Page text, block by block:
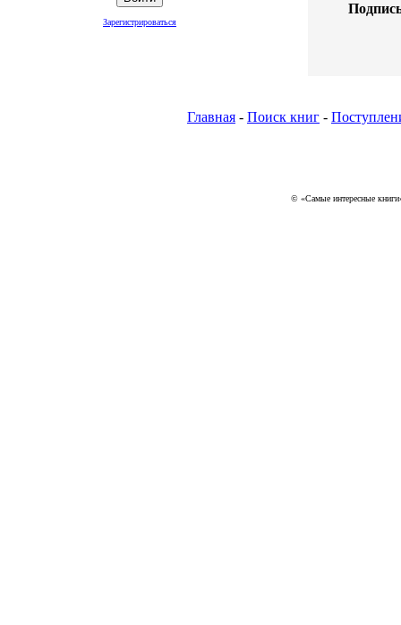
Зарегистрироваться
Главная - Поиск книг -
© «Самые интересные